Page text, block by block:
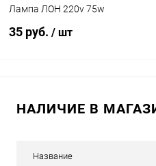
Лампа ЛОН 220v 75w
35 руб. / шт
НАЛИЧИЕ В
Название